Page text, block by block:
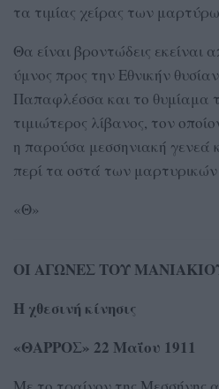
τα τιμίας χείρας των
Θα είναι βροντώδεις εκείναι
ύμνος προς την Εθνικήν
Παπαφλέσσα και το θυμίαμα
τιμιώτερος λίβανος, τον
η παρούσα μεσσηνιακή γενεά
περί τα οστά των
«Θ»
ΟΙ ΑΓΩΝΕΣ ΤΟΥ
Η χθεσινή κίνησις
«ΘΑΡΡΟΣ» 22 Μαΐου 1911